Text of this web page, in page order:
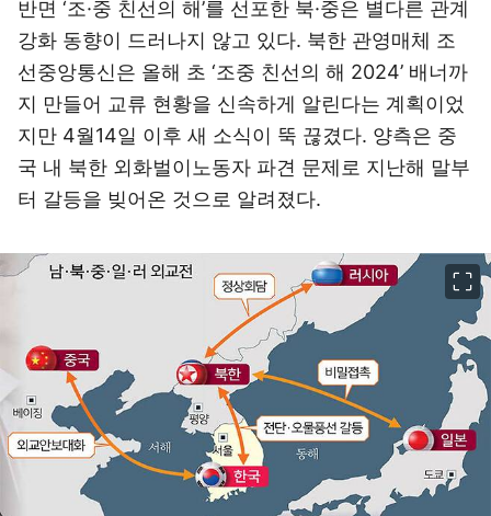
반면 ‘조·중 친선의 해’를 선포한 북·중은 별다른 관계
강화 동향이 드러나지 않고 있다. 북한 관영매체 조
선중앙통신은 올해 초 ‘조중 친선의 해 2024’ 배너까
지 만들어 교류 현황을 신속하게 알린다는 계획이었
지만 4월14일 이후 새 소식이 뚝 끊겼다. 양측은 중
국 내 북한 외화벌이노동자 파견 문제로 지난해 말부
터 갈등을 빚어온 것으로 알려졌다.